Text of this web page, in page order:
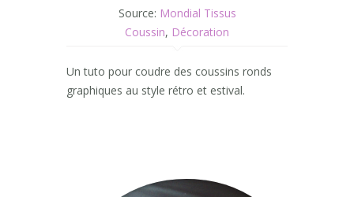
Source: Mondial Tissus
Coussin, Décoration
Un tuto pour coudre des coussins ronds
graphiques au style rétro et estival.